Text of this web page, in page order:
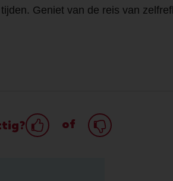
Geniet van de reis van
of